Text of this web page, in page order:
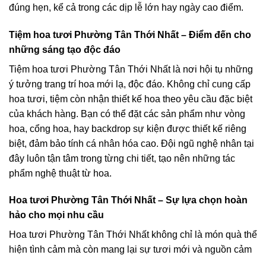
đúng hẹn, kể cả trong các dịp lễ lớn hay ngày cao điểm.
Tiệm hoa tươi Phường Tân Thới Nhất – Điểm đến cho
những sáng tạo độc đáo
Tiệm hoa tươi Phường Tân Thới Nhất là nơi hội tụ những
ý tưởng trang trí hoa mới lạ, độc đáo. Không chỉ cung cấp
hoa tươi, tiệm còn nhận thiết kế hoa theo yêu cầu đặc biệt
của khách hàng. Bạn có thể đặt các sản phẩm như vòng
hoa, cổng hoa, hay backdrop sự kiện được thiết kế riêng
biệt, đảm bảo tính cá nhân hóa cao. Đội ngũ nghệ nhân tại
đây luôn tận tâm trong từng chi tiết, tạo nên những tác
phẩm nghệ thuật từ hoa.
Hoa tươi Phường Tân Thới Nhất – Sự lựa chọn hoàn
hảo cho mọi nhu cầu
Hoa tươi Phường Tân Thới Nhất không chỉ là món quà thể
hiện tình cảm mà còn mang lại sự tươi mới và nguồn cảm